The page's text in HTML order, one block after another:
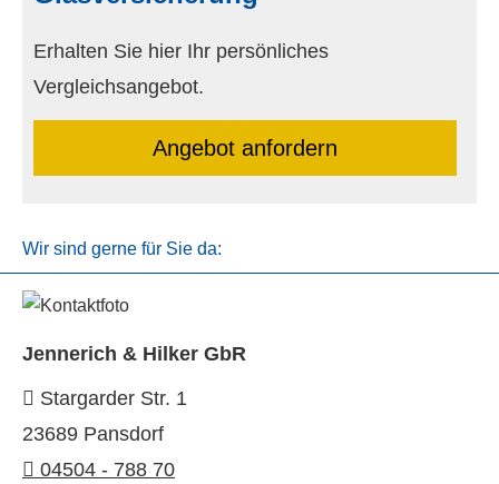
Erhalten Sie hier Ihr persönliches
Vergleichsangebot.
An­ge­bot an­for­dern
Wir sind gerne für Sie da:
Jennerich & Hilker GbR
Stargarder Str. 1
23689 Pansdorf
04504 - 788 70